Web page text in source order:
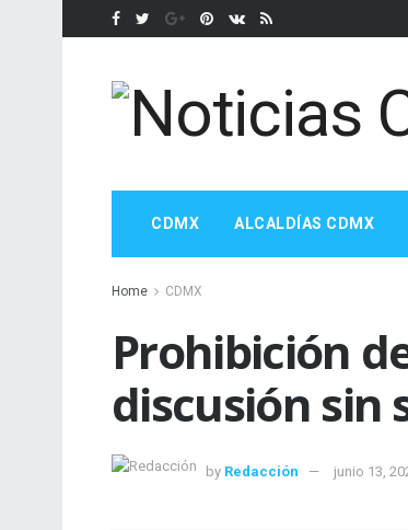
CDMX ALCALDÍAS CDMX
Home CDMX
Prohibición
discusión sin
by Redacción junio 13,